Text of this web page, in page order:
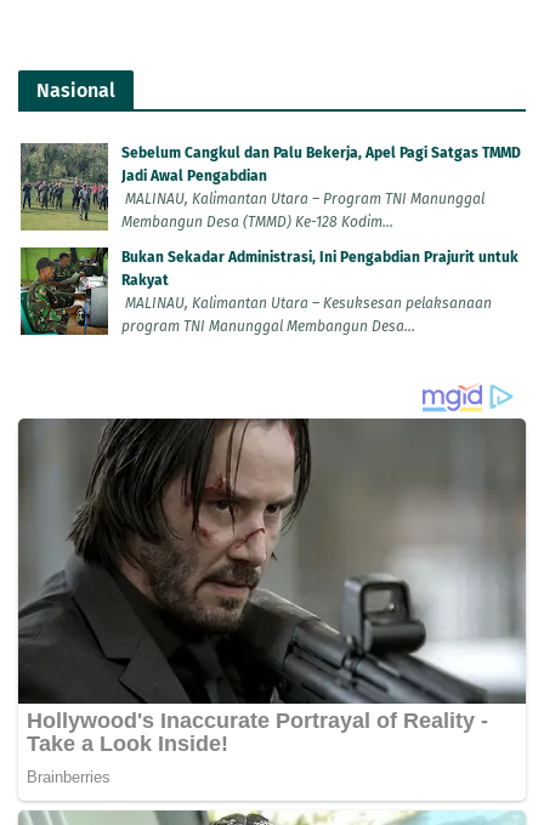
Nasional
Sebelum Cangkul dan Palu Bekerja, Apel Pagi Satgas TMMD
Jadi Awal Pengabdian
MALINAU, Kalimantan Utara – Program TNI Manunggal
Membangun Desa (TMMD) Ke-128 Kodim...
Bukan Sekadar Administrasi, Ini Pengabdian Prajurit untuk
Rakyat
MALINAU, Kalimantan Utara – Kesuksesan pelaksanaan
program TNI Manunggal Membangun Desa...